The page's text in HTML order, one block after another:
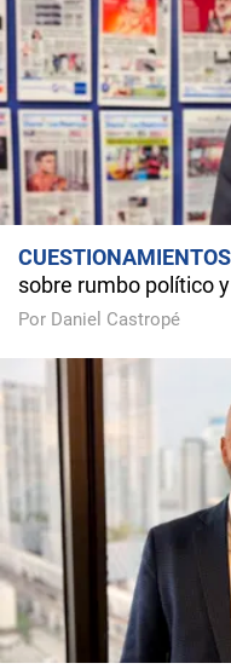
CUESTIONAMIENTOS
sobre rumbo político
Por Daniel Castropé